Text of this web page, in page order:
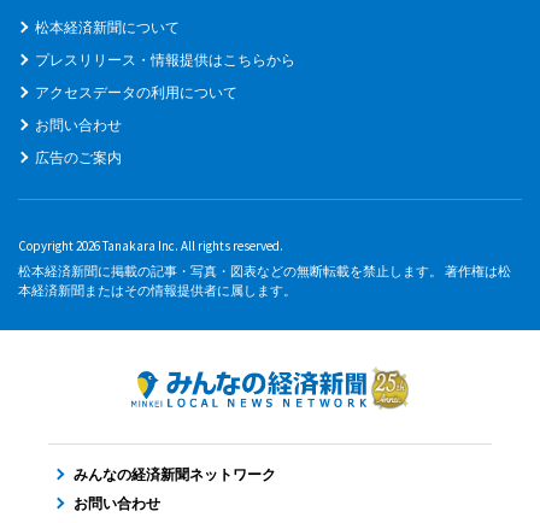
松本経済新聞について
プレスリリース・情報提供はこちらから
アクセスデータの利用について
お問い合わせ
広告のご案内
Copyright 2026 Tanakara Inc. All rights reserved.
松本経済新聞に掲載の記事・写真・図表などの無断転載を禁止します。 著作権は松
本経済新聞またはその情報提供者に属します。
みんなの経済新聞ネットワーク
お問い合わせ